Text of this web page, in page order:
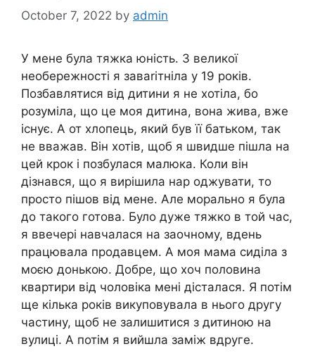
October 7, 2022 by admin
У мене була тяжка юність. З великої
необережності я заваrітніла у 19 років.
Позбавлятися від дитини я не хотіла, бо
розуміла, що це моя дитина, вона жива, вже
існує. А от хлопець, який був її батьком, так
не вважав. Він хотів, щоб я швидше пішла на
цей крок і позбулася малюка. Коли він
дізнався, що я вирішила нар оджувати, то
просто пішов від мене. Але морально я була
до такого готова. Було дуже тяжко в той час,
я ввечері навчалася на заочному, вдень
працювала продавцем. А моя мама сиділа з
моєю донькою. Добре, що хоч половина
квартири від чоловіка мені дісталася. Я потім
ще кілька років викуповувала в нього другу
частину, щоб не залишитися з дитиною на
вулиці. А потім я вийшла заміж вдруге.